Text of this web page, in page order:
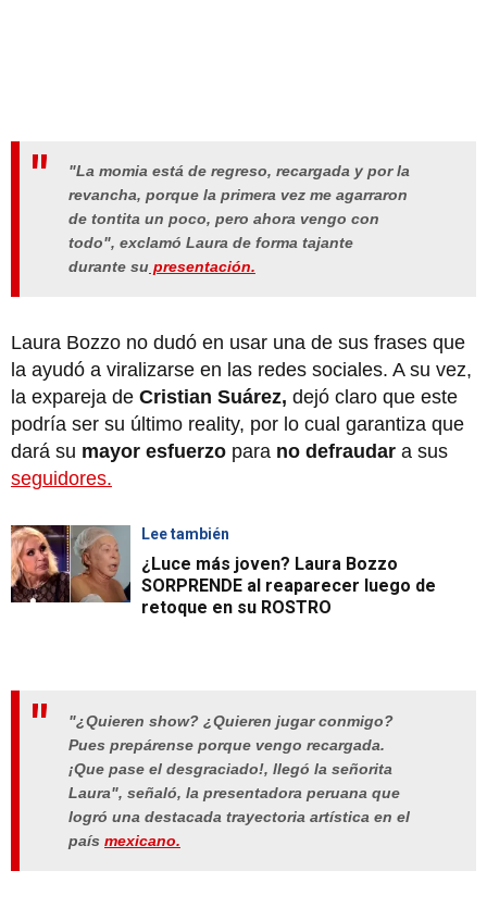
"La momia está de regreso, recargada y por la
revancha, porque la primera vez me agarraron
de tontita un poco, pero ahora vengo con
todo", exclamó Laura de forma tajante
durante su presentación.
Laura Bozzo no dudó en usar una de sus frases que
la ayudó a viralizarse en las redes sociales. A su vez,
la expareja de Cristian Suárez, dejó claro que este
podría ser su último reality, por lo cual garantiza que
dará su mayor esfuerzo para no defraudar a sus
seguidores.
Lee también
¿Luce más joven? Laura Bozzo
SORPRENDE al reaparecer luego de
retoque en su ROSTRO
"¿Quieren show? ¿Quieren jugar conmigo?
Pues prepárense porque vengo recargada.
¡Que pase el desgraciado!, llegó la señorita
Laura", señaló, la presentadora peruana que
logró una destacada trayectoria artística en el
país mexicano.